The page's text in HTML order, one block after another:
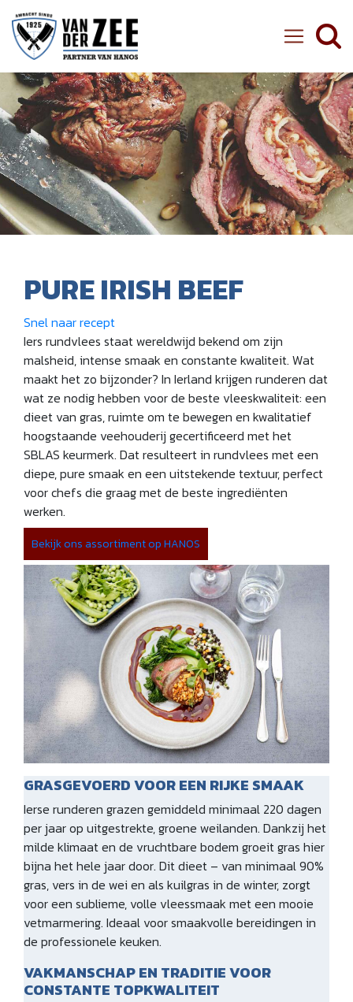
Ambachtelijke Slager van der Zee
PURE IRISH BEEF
Snel naar recept
Iers rundvlees staat wereldwijd bekend om zijn
malsheid, intense smaak en constante kwaliteit. Wat
maakt het zo bijzonder? In Ierland krijgen runderen dat
wat ze nodig hebben voor de beste vleeskwaliteit: een
dieet van gras, ruimte om te bewegen en kwalitatief
hoogstaande veehouderij gecertificeerd met het
SBLAS keurmerk. Dat resulteert in rundvlees met een
diepe, pure smaak en een uitstekende textuur, perfect
voor chefs die graag met de beste ingrediënten
werken.
Bekijk ons assortiment op HANOS
GRASGEVOERD VOOR EEN RIJKE SMAAK
Ierse runderen grazen gemiddeld minimaal 220 dagen
per jaar op uitgestrekte, groene weilanden. Dankzij het
milde klimaat en de vruchtbare bodem groeit gras hier
bijna het hele jaar door. Dit dieet – van minimaal 90%
gras, vers in de wei en als kuilgras in de winter, zorgt
voor een sublieme, volle vleessmaak met een mooie
vetmarmering. Ideaal voor smaakvolle bereidingen in
de professionele keuken.
VAKMANSCHAP EN TRADITIE VOOR
CONSTANTE TOPKWALITEIT